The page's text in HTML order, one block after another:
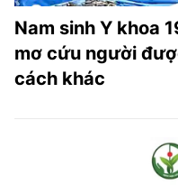
Nam sinh Y khoa
mơ cứu người
cách khác